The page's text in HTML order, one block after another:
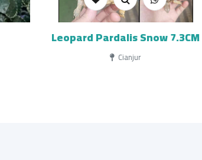
Leopard Pardalis Snow 7.3CM
Cianjur